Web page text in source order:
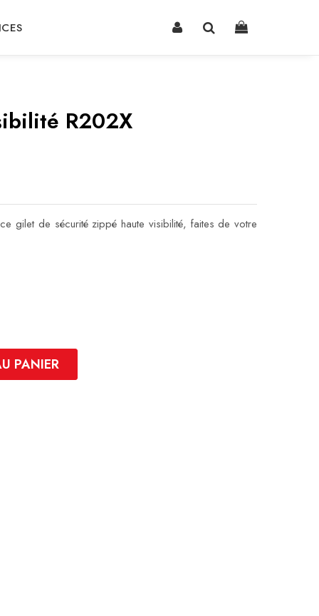
R202X
gilet de sécurité zippé haute visibilité, faites de votre
PANIER